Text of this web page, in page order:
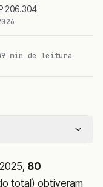
206.304
9 min de leitura
80
total) obtiveram